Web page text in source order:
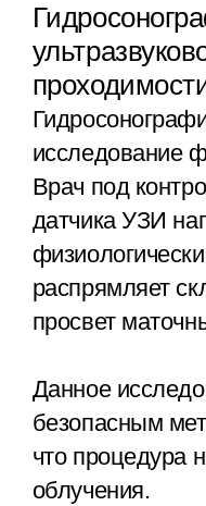
исследование
Врач под
датчика УЗИ
распрямляет
просвет
Данное
безопасным
что процедура
облучения.